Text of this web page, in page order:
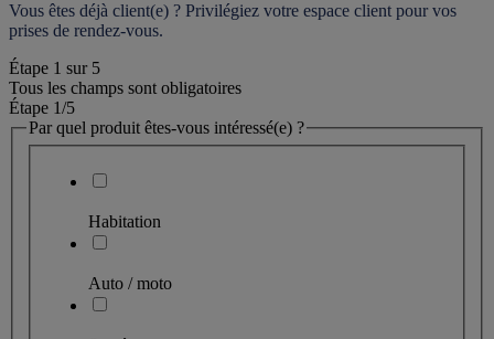
Vous êtes déjà client(e) ? Privilégiez votre espace client pour vos
prises de rendez-vous.
Étape 1 sur 5
Tous les champs sont obligatoires
Étape 1/5
Par quel produit êtes-vous intéressé(e) ?
Habitation
Auto / moto